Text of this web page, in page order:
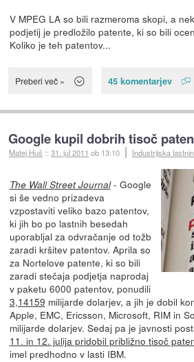
V MPEG LA so bili razmeroma skopi, a
podjetij je predložilo patente, ki so bili
Koliko je teh patentov...
Preberi več » 45 komentarjev
Google kupil dobrih tisoč
Matej Huš ::31. jul 2011 ob 13:10 Industrijska
The Wall Street Journal- Google
si še vedno prizadeva
vzpostaviti veliko bazo patentov,
ki jih bo po lastnih besedah
uporabljal za odvračanje od tožb
zaradi kršitev patentov. Aprila so
za Nortelove patente, ki so bili
zaradi stečaja podjetja naprodaj
v paketu 6000 patentov, ponudili
3,14159 milijarde dolarjev, a jih je dobil
Apple, EMC, Ericsson, Microsoft, RIM in
milijarde dolarjev. Sedaj pa je javnosti
11. in 12. julija pridobil približno tisoč
imel predhodno v lasti IBM.